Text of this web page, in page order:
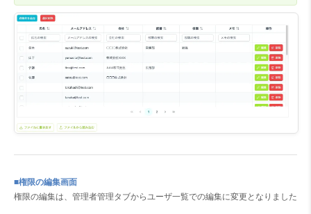
■権限の編集画面
権限の編集は、管理者管理タブからユーザ一覧での編集に変更となりました